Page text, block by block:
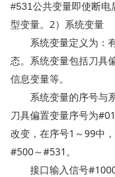
#531公共变量即使断电
型变量。 2）系统变量
系统变量定义为：有
态。系统变量包括刀具
信息变量等。
系统变量的序号与系
刀具偏置变量序号为#01
改变，在序号1 ～ 99中
#500 ～ #531 。
接口输入信号